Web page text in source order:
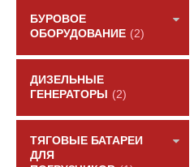
БУРОВОЕ
ОБОРУДОВАНИЕ (2)
ДИЗЕЛЬНЫЕ
ГЕНЕРАТОРЫ
(2)
ТЯГОВЫЕ БАТАРЕИ
ДЛЯ